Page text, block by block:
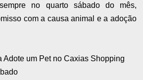
no quarto sábado do mês,
com a causa animal e a adoção
Adote um Pet no Caxias Shopping